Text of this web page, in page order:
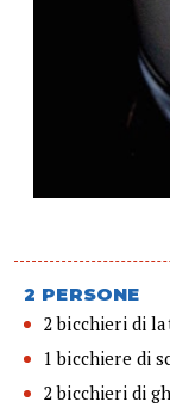
2 PERSONE
2 bicchieri di
1 bicchiere di
2 bicchieri di